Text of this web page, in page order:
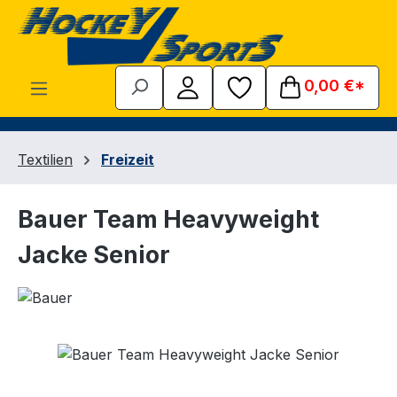
Zum Hauptinhalt springen
0,00 €*
Textilien Freizeit
Bauer Team Heavyweight
Jacke Senior
Bildergalerie überspringen